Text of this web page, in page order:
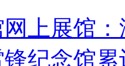
上展馆
纪念馆